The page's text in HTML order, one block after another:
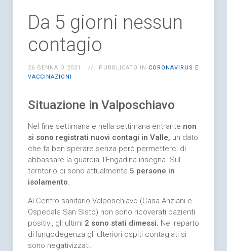
Da 5 giorni nessun
contagio
26 GENNAIO 2021 PUBBLICATO IN CORONAVIRUS E
VACCINAZIONI
Situazione in Valposchiavo
Nel fine settimana e nella settimana entrante non
si sono registrati nuovi contagi in Valle, un dato
che fa ben sperare senza però permetterci di
abbassare la guardia, l’Engadina insegna. Sul
territorio ci sono attualmente 5 persone in
isolamento.
Al Centro sanitario Valposchiavo (Casa Anziani e
Ospedale San Sisto) non sono ricoverati pazienti
positivi, gli ultimi 2 sono stati dimessi. Nel reparto
di lungodegenza gli ulteriori ospiti contagiati si
sono negativizzati.